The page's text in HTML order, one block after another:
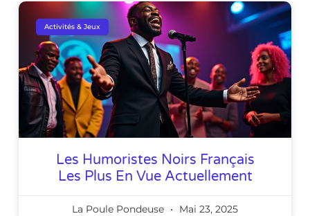
Activités & Jeux
Les Humoristes Noirs Français
Les Plus En Vue Actuellement
La Poule Pondeuse Mai 23, 2025